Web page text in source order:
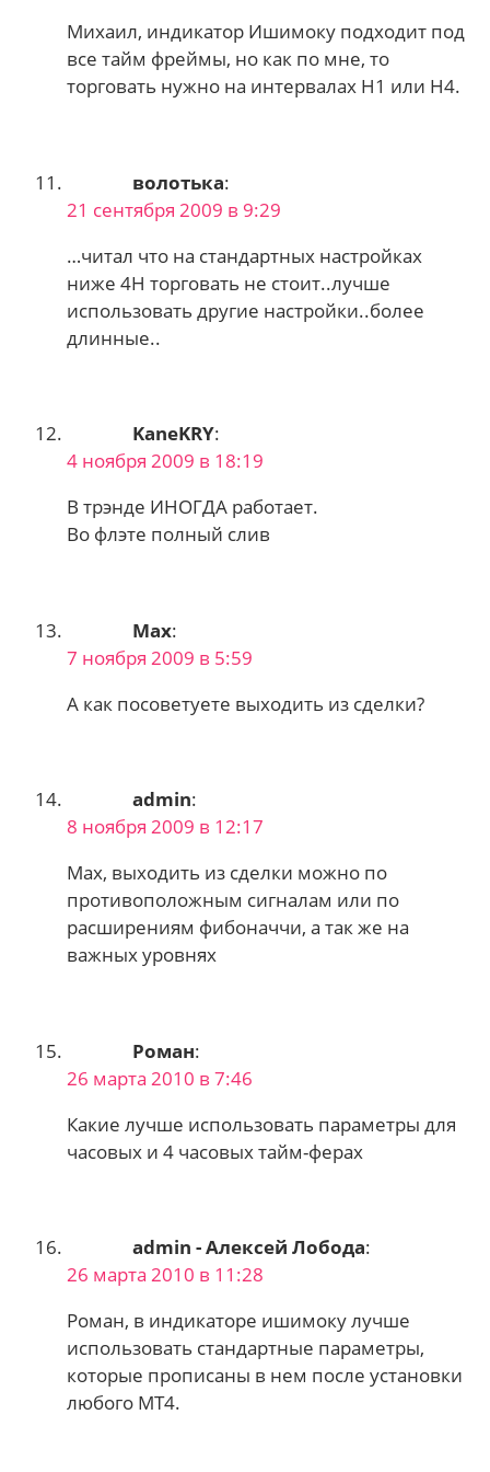
Михаил, индикатор Ишимоку подходит под
все тайм фреймы, но как по мне, то
торговать нужно на интервалах H1 или H4.
волотька:
21 сентября 2009 в 9:29
…читал что на стандартных настройках
ниже 4H торговать не стоит..лучше
использовать другие настройки..более
длинные..
KaneKRY:
4 ноября 2009 в 18:19
В трэнде ИНОГДА работает.
Во флэте полный слив
Max:
7 ноября 2009 в 5:59
А как посоветуете выходить из сделки?
admin:
8 ноября 2009 в 12:17
Max, выходить из сделки можно по
противоположным сигналам или по
расширениям фибоначчи, а так же на
важных уровнях
Роман:
26 марта 2010 в 7:46
Какие лучше использовать параметры для
часовых и 4 часовых тайм-ферах
admin - Алексей Лобода:
26 марта 2010 в 11:28
Роман, в индикаторе ишимоку лучше
использовать стандартные параметры,
которые прописаны в нем после установки
любого MT4.